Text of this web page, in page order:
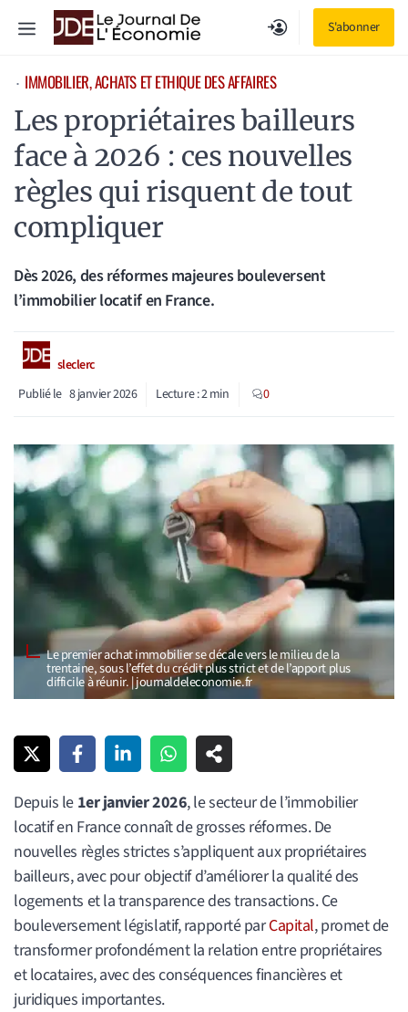
S'abonner
Menu
⋅ IMMOBILIER, ACHATS ET ETHIQUE DES AFFAIRES
Les propriétaires bailleurs
face à 2026 : ces nouvelles
règles qui risquent de tout
compliquer
Dès 2026, des réformes majeures bouleversent
l’immobilier locatif en France.
sleclerc
Publié le 8 janvier 2026 Lecture :2min 0
Le premier achat immobilier se décale vers le milieu de la
trentaine, sous l’effet du crédit plus strict et de l’apport plus
difficile à réunir. | journaldeleconomie.fr
Depuis le 1er janvier 2026, le secteur de l’immobilier
locatif en France connaît de grosses réformes. De
nouvelles règles strictes s’appliquent aux propriétaires
bailleurs, avec pour objectif d’améliorer la qualité des
logements et la transparence des transactions. Ce
bouleversement législatif, rapporté parCapital, promet de
transformer profondément la relation entre propriétaires
et locataires, avec des conséquences financières et
juridiques importantes.